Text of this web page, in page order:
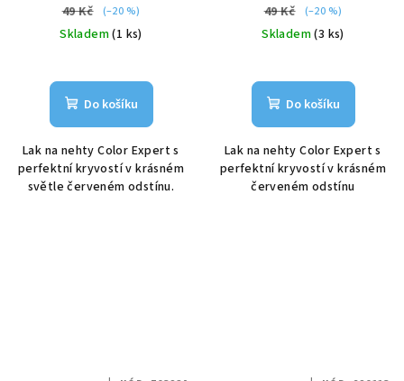
49 Kč
(–20 %)
Skladem(1 ks)
Do košíku
Lak na nehty Color Expert s
perfektní kryvostí v krásném
světle červeném odstínu.
49 Kč
(–20 %)
Skladem(3 ks)
Do košíku
Lak na nehty Color Expert s
perfektní kryvostí v krásném
červeném odstínu